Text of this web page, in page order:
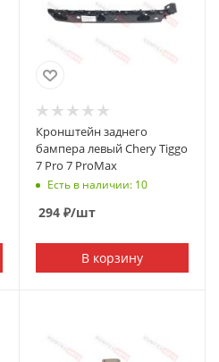
Кронштейн заднего
бампера левый Chery Tiggo
7 Pro 7 ProMax
Есть в наличии: 10
294 ₽/шт
В корзину